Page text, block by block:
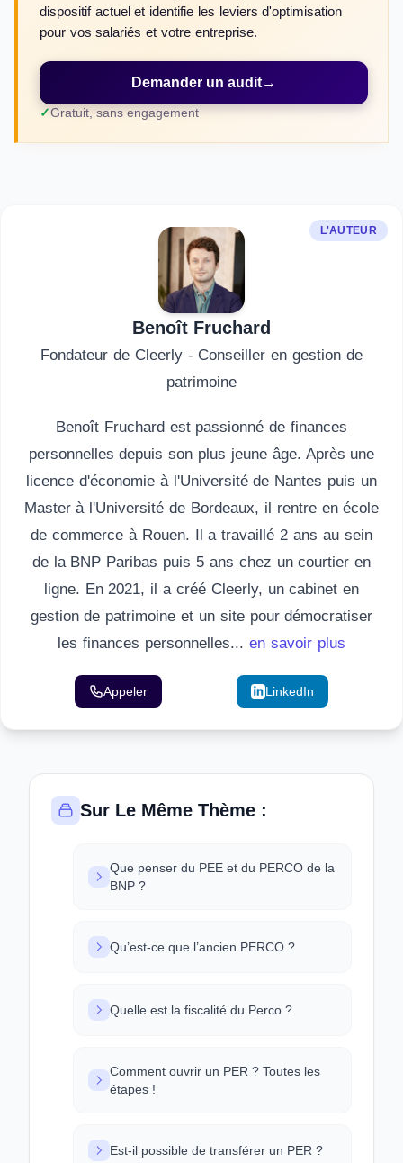
dispositif actuel et identifie les leviers d'optimisation
pour vos salariés et votre entreprise.
Demander un audit→
Gratuit, sans engagement
L'AUTEUR
Benoît Fruchard
Fondateur de Cleerly - Conseiller en gestion de
patrimoine
Benoît Fruchard est passionné de finances
personnelles depuis son plus jeune âge. Après une
licence d'économie à l'Université de Nantes puis un
Master à l'Université de Bordeaux, il rentre en école
de commerce à Rouen. Il a travaillé 2 ans au sein
de la BNP Paribas puis 5 ans chez un courtier en
ligne. En 2021, il a créé Cleerly, un cabinet en
gestion de patrimoine et un site pour démocratiser
les finances personnelles... en savoir plus
Appeler LinkedIn
Sur Le Même Thème :
Que penser du PEE et du PERCO de la
BNP ?
Qu’est-ce que l’ancien PERCO ?
Quelle est la fiscalité du Perco ?
Comment ouvrir un PER ? Toutes les
étapes !
Est-il possible de transférer un PER ?